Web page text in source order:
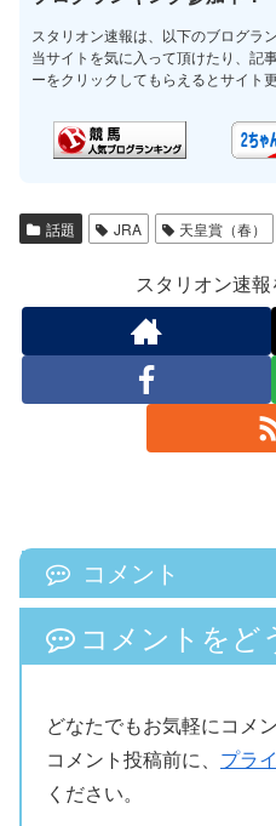
スタリオン速報は、以下のブログラ
当サイトを気に入って頂けたり、記
ーをクリックしてもらえるとサイト
話題 JRA 天皇賞（春）
スタリオン速
コメント
コメントをど
どなたでもお気軽にコメ
コメント投稿前に、 プラ
ください。